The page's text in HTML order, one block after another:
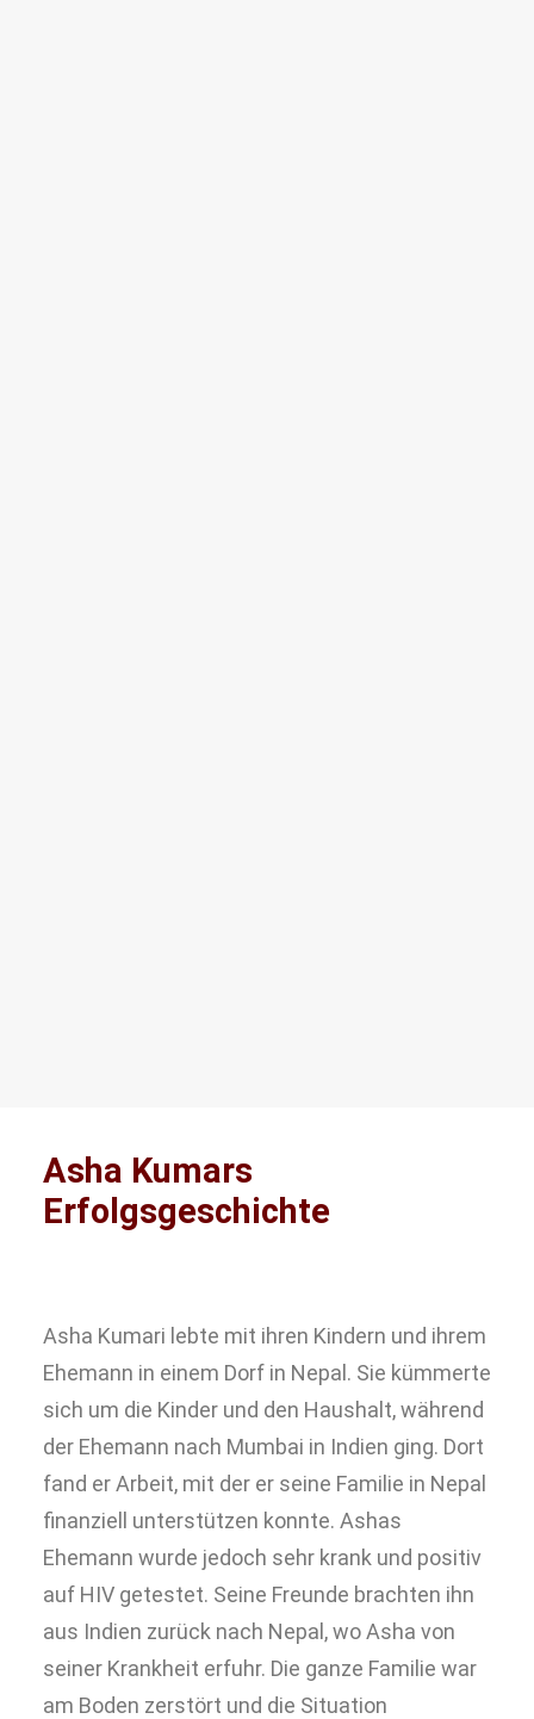
Asha Kumars
Erfolgsgeschichte
Asha Kumari lebte mit ihren Kindern und ihrem
Ehemann in einem Dorf in Nepal. Sie kümmerte
sich um die Kinder und den Haushalt, während
der Ehemann nach Mumbai in Indien ging. Dort
fand er Arbeit, mit der er seine Familie in Nepal
finanziell unterstützen konnte. Ashas
Ehemann wurde jedoch sehr krank und positiv
auf HIV getestet. Seine Freunde brachten ihn
aus Indien zurück nach Nepal, wo Asha von
seiner Krankheit erfuhr. Die ganze Familie war
am Boden zerstört und die Situation